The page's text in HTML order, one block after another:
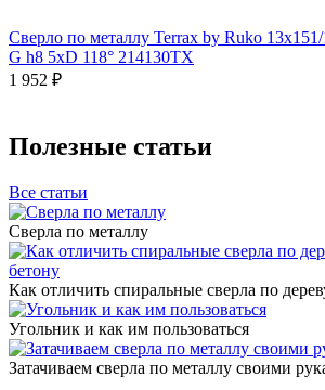
Сверло по металлу Terrax by Ruko
G h8 5xD 118° 214130TX
1 952 ₽
Полезные статьи
Все статьи
Сверла по металлу
Как отличить спиральные сверла по
Угольник и как им пользоваться
Затачиваем сверла по металлу своими